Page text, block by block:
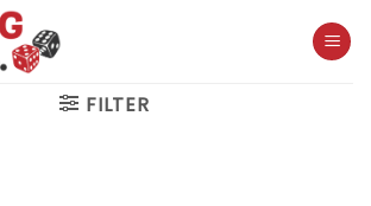
FILTER